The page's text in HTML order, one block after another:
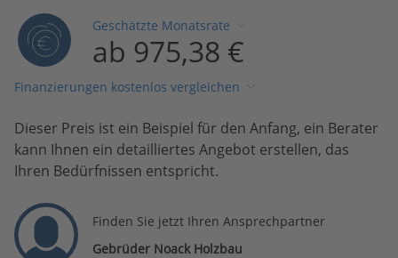
Geschätzte Monatsrate
ab 975,38 €
Finanzierungen kostenlos vergleichen
Dieser Preis ist ein Beispiel für den Anfang, ein Berater
kann Ihnen ein detailliertes Angebot erstellen, das
Ihren Bedürfnissen entspricht.
Finden Sie jetzt Ihren Ansprechpartner
Gebrüder Noack Holzbau